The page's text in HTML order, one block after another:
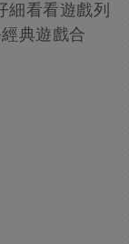
看看遊戲列
典遊戲合